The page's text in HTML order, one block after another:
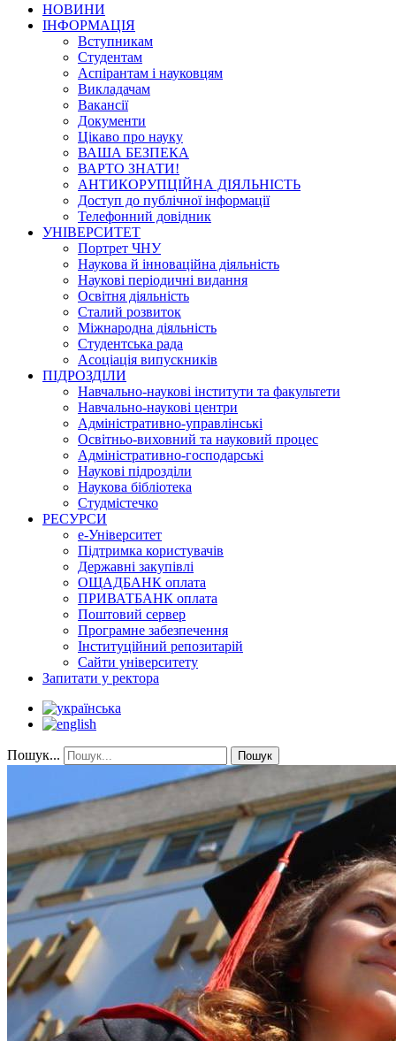
НОВИНИ
ІНФОРМАЦІЯ
Вступникам
Студентам
Аспірантам і науковцям
Викладачам
Вакансії
Документи
Цікаво про науку
ВАША БЕЗПЕКА
ВАРТО ЗНАТИ!
АНТИКОРУПЦІЙНА ДІЯЛЬНІСТЬ
Доступ до публічної інформації
Телефонний довідник
УНІВЕРСИТЕТ
Портрет ЧНУ
Наукова й інноваційна діяльність
Наукові періодичні видання
Освітня діяльність
Сталий розвиток
Міжнародна діяльність
Студентська рада
Асоціація випускників
ПІДРОЗДІЛИ
Навчально-наукові інститути та факультети
Навчально-наукові центри
Адміністративно-управлінські
Освітньо-виховний та науковий процес
Адміністративно-господарські
Наукові підрозділи
Наукова бібліотека
Студмістечко
РЕСУРСИ
е-Університет
Підтримка користувачів
Державні закупівлі
ОЩАДБАНК оплата
ПРИВАТБАНК оплата
Поштовий сервер
Програмне забезпечення
Інституційний репозитарій
Сайти університету
Запитати у ректора
Пошук... Пошук